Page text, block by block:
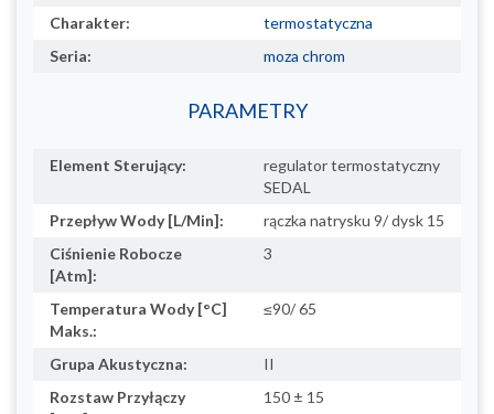
Charakter:
termostatyczna
Seria:
moza chrom
PARAMETRY
Element Sterujący:
regulator termostatyczny
SEDAL
Przepływ Wody [L/Min]:
rączka natrysku 9/ dysk 15
Ciśnienie Robocze
[Atm]:
3
Temperatura Wody [°C]
Maks.:
≤90/ 65
Grupa Akustyczna:
II
Rozstaw Przyłączy
150 ± 15